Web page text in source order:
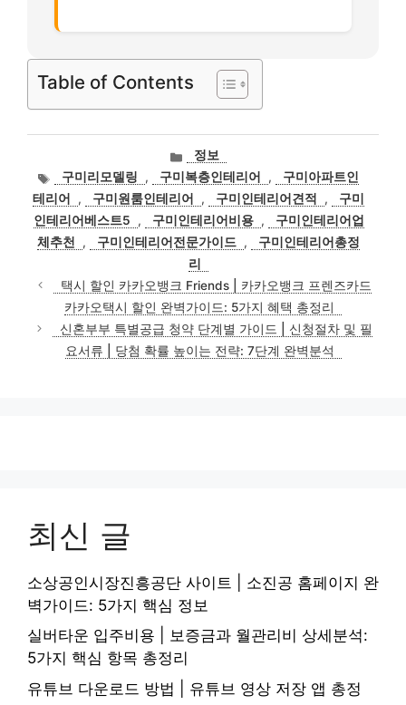
Table of Contents
카
테
고
리
정보
태
그
구미리모델링 , 구미복층인테리어 ,
구미아파트인
테리어
, 구미원룸인테리어 , 구미인테리어견적 ,
구미
인테리어베스트5
, 구미인테리어비용 ,
구미인테리어업
체추천
, 구미인테리어전문가이드 ,
구미인테리어총정
리
택시 할인 카카오뱅크 Friends | 카카오뱅크 프렌즈카드
카카오택시 할인 완벽가이드: 5가지 혜택 총정리
신혼부부 특별공급 청약 단계별 가이드 | 신청절차 및 필
요서류 | 당첨 확률 높이는 전략: 7단계 완벽분석
최신 글
소상공인시장진흥공단 사이트 | 소진공 홈페이지 완
벽가이드: 5가지 핵심 정보
실버타운 입주비용 | 보증금과 월관리비 상세분석:
5가지 핵심 항목 총정리
유튜브 다운로드 방법 | 유튜브 영상 저장 앱 총정